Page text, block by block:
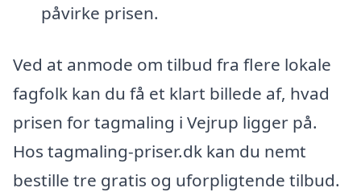
påvirke prisen.
Ved at anmode om tilbud fra flere lokale
fagfolk kan du få et klart billede af, hvad
prisen for tagmaling i Vejrup ligger på.
Hos tagmaling-priser.dk kan du nemt
bestille tre gratis og uforpligtende tilbud.